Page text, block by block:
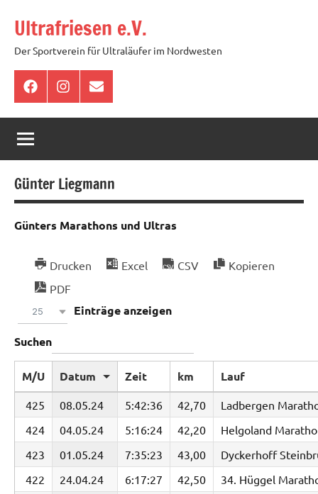
Inhalt
springen
Ultrafriesen e.V.
Der Sportverein für Ultraläufer im Nordwesten
FacebookInstagram
E-
Mail
Günter Liegmann
Günters Marathons und Ultras
Drucken Excel CSV
Kopieren
PDF
25 Einträge anzeigen
Suchen
M/U Datum Zeit km Lauf
425 08.05.24 5:42:36 42,70
Ladbergen
424
04.05.24 5:16:24 42,20
Helgoland
423
01.05.24 7:35:23 43,00
Dyckerhoff
422
24.04.24 6:17:27 42,50
34. Hüggel